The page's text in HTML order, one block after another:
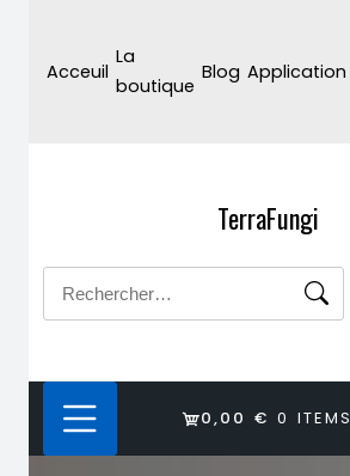
content
Acceuil
La
boutique
Blog Application
TerraFungi
Rechercher :
0,00 € 0 ITEMS